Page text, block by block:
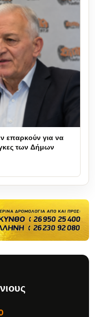
επαρκούν για να
των Δήμων